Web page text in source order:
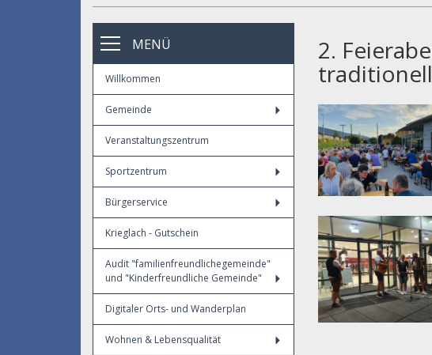
MENÜ
Willkommen
Gemeinde
Veranstaltungszentrum
Sportzentrum
Bürgerservice
Krieglach - Gutschein
Audit "familienfreundlichegemeinde"
und "Kinderfreundliche Gemeinde"
Digitaler Orts- und Wanderplan
Wohnen & Lebensqualität
2.